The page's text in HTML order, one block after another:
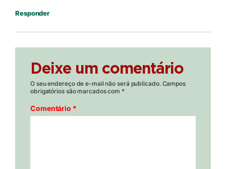
Responder
Deixe um comentário
O seu endereço de e-mail não será publicado. Campos
obrigatórios são marcados com *
Comentário *